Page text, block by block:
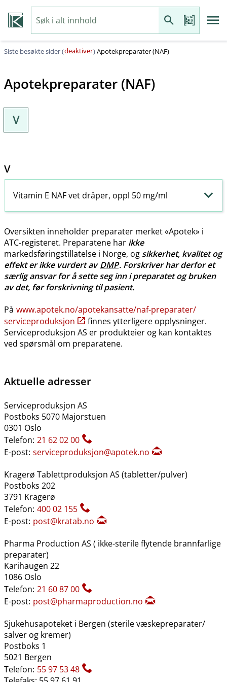
Siste besøkte sider (deaktiver)Apotekpreparater (NAF)
Apotekpreparater (NAF)
V
V
Vitamin E NAF vet dråper, oppl 50 mg/ml
Oversikten inneholder preparater merket «Apotek» i
ATC-registeret. Preparatene har ikke
markedsføringstillatelse i Norge, og sikkerhet, kvalitet og
effekt er ikke vurdert avDMP. Forskriver har derfor et
særlig ansvar for å sette seg inn i preparatet og bruken
av det, før forskrivning til pasient.
På www.apotek.no​/​apotekansatte​/​naf-preparater​/​
serviceproduksjon
finnes ytterligere opplysninger.
Serviceproduksjon AS er produkteier og kan kontaktes
ved spørsmål om preparatene.
Aktuelle adresser
Serviceproduksjon AS
Postboks 5070 Majorstuen
0301 Oslo
Telefon: 21 62 02 00
E-post: serviceproduksjon@apotek.no
Kragerø Tablettproduksjon AS (tabletter​/​pulver)
Postboks 202
3791 Kragerø
Telefon: 400 02 155
E-post: post@kratab.no
Pharma Production AS ( ikke-sterile flytende brannfarlige
preparater)
Karihaugen 22
1086 Oslo
Telefon: 21 60 87 00
E-post: post@pharmaproduction.no
Sjukehusapoteket i Bergen (sterile væskepreparater​/​
salver og kremer)
Postboks 1
5021 Bergen
Telefon: 55 97 53 48